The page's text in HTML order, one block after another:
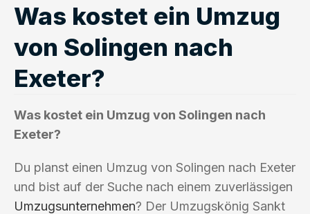
Was kostet ein Umzug
von Solingen nach
Exeter?
Was kostet ein Umzug von Solingen nach
Exeter?
Du planst einen Umzug von Solingen nach Exeter
und bist auf der Suche nach einem zuverlässigen
Umzugsunternehmen? Der Umzugskönig Sankt